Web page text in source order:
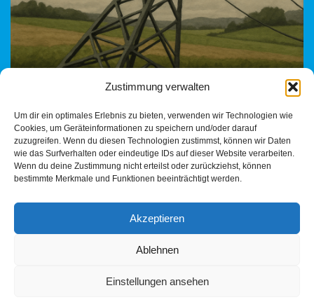
Zustimmung verwalten
Um dir ein optimales Erlebnis zu bieten, verwenden wir Technologien wie
Cookies, um Geräteinformationen zu speichern und/oder darauf
zuzugreifen. Wenn du diesen Technologien zustimmst, können wir Daten
wie das Surfverhalten oder eindeutige IDs auf dieser Website verarbeiten.
Wenn du deine Zustimmung nicht erteilst oder zurückziehst, können
bestimmte Merkmale und Funktionen beeinträchtigt werden.
Akzeptieren
Ablehnen
Einstellungen ansehen
Stimme Am 20. Mai 2025 berichtete die Heilbronner Stimme,
dass US-Unternehmen sich zunehmend aus
Deutschland…Weiterlesen »